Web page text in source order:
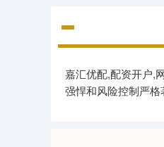
嘉汇优配,配资开户,
强悍和风险控制严格